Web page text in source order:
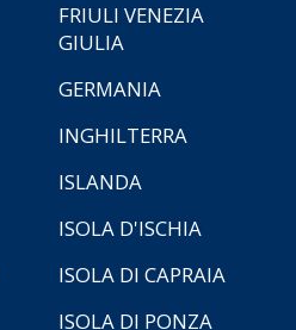
FRIULI VENEZIA
GIULIA
GERMANIA
INGHILTERRA
ISLANDA
ISOLA D'ISCHIA
ISOLA DI CAPRAIA
ISOLA DI PONZA